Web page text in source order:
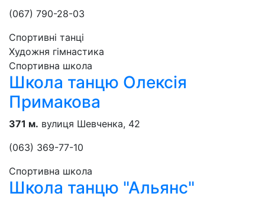
(067) 790-28-03
Спортивні танці
Художня гімнастика
Спортивна школа
Школа танцю Олексія
Примакова
371 м. вулиця Шевченка, 42
(063) 369-77-10
Спортивна школа
Школа танцю "Альянс"